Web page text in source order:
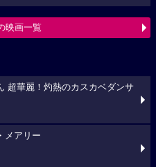
映画一覧
超華麗！灼熱のカスカベダンサ
メアリー